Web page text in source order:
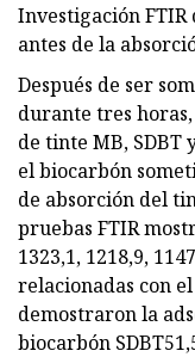
Investigación FTIR
antes de la
Después de ser
durante tres
de tinte MB, SDBT
el biocarbón
de absorción del
pruebas FTIR
1323,1, 1218,9,
relacionadas con
demostraron la
biocarbón